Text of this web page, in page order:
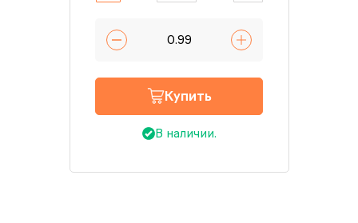
Купить
В наличии.